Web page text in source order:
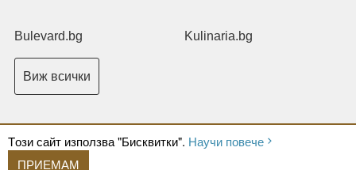
Tози сайт използва "Бисквитки". Научи повече
ПРИЕМАМ
Bulevard.bg Kulinaria.bg
Виж всички
Copyright © 2026 Ксениум ООД. Всички права запазени.